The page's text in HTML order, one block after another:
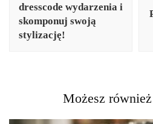
dresscode wydarzenia i
skomponuj swoją
stylizację!
Możesz